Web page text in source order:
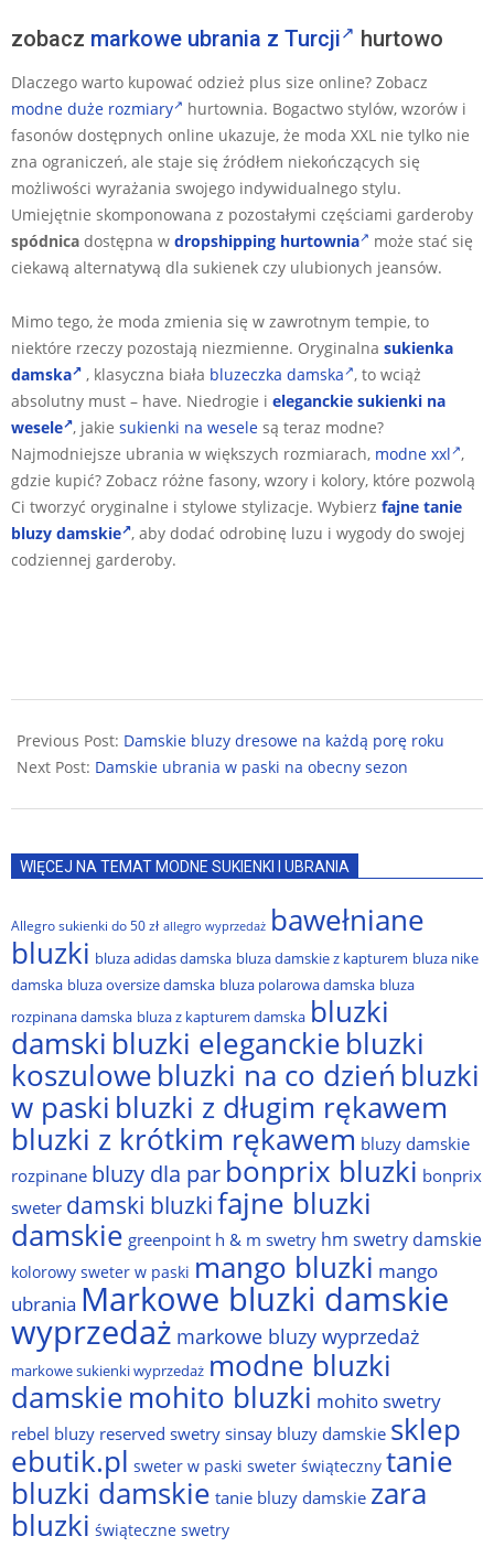
zobacz markowe ubrania z Turcji hurtowo
Dlaczego warto kupować odzież plus size online? Zobacz
modne duże rozmiary
hurtownia. Bogactwo stylów, wzorów i
fasonów dostępnych online ukazuje, że moda XXL nie tylko nie
zna ograniczeń, ale staje się źródłem niekończących się
możliwości wyrażania swojego indywidualnego stylu.
Umiejętnie skomponowana z pozostałymi częściami garderoby
spódnica dostępna w dropshipping hurtownia
może stać się
ciekawą alternatywą dla sukienek czy ulubionych jeansów.
Mimo tego, że moda zmienia się w zawrotnym tempie, to
niektóre rzeczy pozostają niezmienne. Oryginalna sukienka
damska
, klasyczna biała bluzeczka damska , to wciąż
absolutny must – have. Niedrogie i eleganckie sukienki na
wesele , jakie sukienki na wesele są teraz modne?
Najmodniejsze ubrania w większych rozmiarach, modne xxl ,
gdzie kupić? Zobacz różne fasony, wzory i kolory, które pozwolą
Ci tworzyć oryginalne i stylowe stylizacje. Wybierz fajne tanie
bluzy damskie , aby dodać odrobinę luzu i wygody do swojej
codziennej garderoby.
03-
19
Previous Post: Damskie bluzy dresowe na każdą porę roku
Next Post: Damskie ubrania w paski na obecny sezon
WIĘCEJ NA TEMAT MODNE SUKIENKI I UBRANIA
Allegro sukienki do 50 zł allegro wyprzedaż bawełniane
bluzki bluza adidas damska bluza damskie z kapturem bluza nike
damska bluza oversize damska bluza polarowa damska bluza
rozpinana damska bluza z kapturem damska bluzki
damski bluzki eleganckie bluzki
koszulowe bluzki na co dzień bluzki
w paski bluzki z długim rękawem
bluzki z krótkim rękawem bluzy damskie
rozpinane bluzy dla par bonprix bluzki bonprix
sweter damski bluzkifajne bluzki
damskie greenpoint h & m swetry hm swetry damskie
kolorowy sweter w paski mango bluzki mango
ubrania Markowe bluzki damskie
wyprzedaż markowe bluzy wyprzedaż
markowe sukienki wyprzedaż modne bluzki
damskiemohito bluzki mohito swetry
rebel bluzy reserved swetrysinsay bluzy damskie sklep
ebutik.pl sweter w paski sweter świąteczny tanie
bluzki damskie tanie bluzy damskie zara
bluzki świąteczne swetry